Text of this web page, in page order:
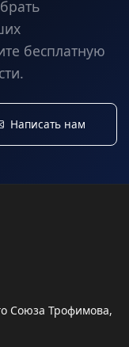
бесплатную
Написать нам
Союза Трофимова,